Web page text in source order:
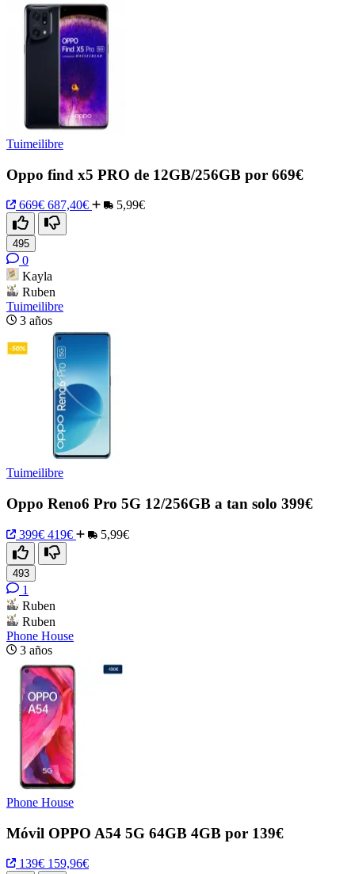
Tuimeilibre
Oppo find x5 PRO de 12GB/256GB por 669€
669€ 687,40€ 5,99€
495
0
Kayla
Ruben
Tuimeilibre
3 años
Tuimeilibre
Oppo Reno6 Pro 5G 12/256GB a tan solo 399€
399€ 419€ 5,99€
493
1
Ruben
Ruben
Phone House
3 años
Phone House
Móvil OPPO A54 5G 64GB 4GB por 139€
139€ 159,96€